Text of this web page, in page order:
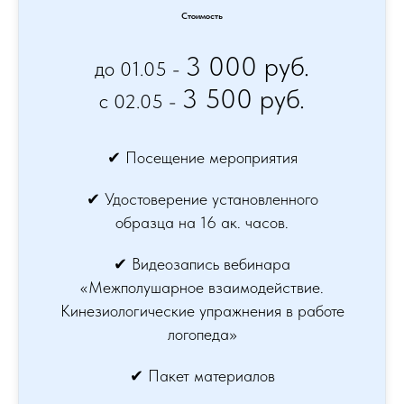
Стоимость
до 01.05 - 3 000 руб.
c 02.05 - 3 500 руб.
✔ Посещение мероприятия
✔ Удостоверение установленного
образца на 16 ак. часов.
✔ Видеозапись вебинара
«Межполушарное взаимодействие.
Кинезиологические упражнения в работе
логопеда»
✔ Пакет материалов